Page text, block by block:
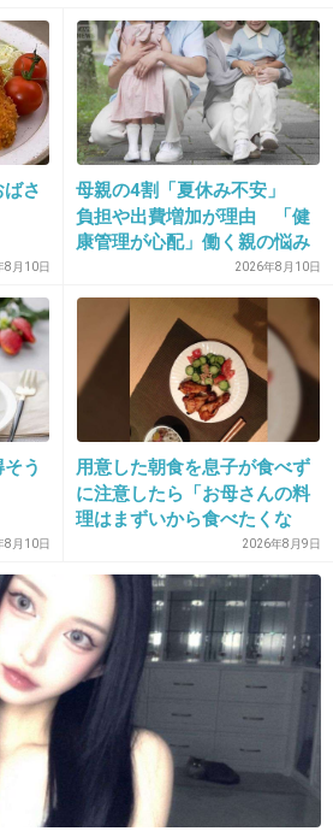
+4 -5
りの連ドラ出演は不安でしょう
+5 -2
か
+4 -1
によってはイケメンだと思
真をみてイケメンと思った
て馬に見える
+13
ばさ
8月10日
母親の4割「夏休み不安」
負担や出費増加が理由 「健
康管理が心配」働く親の悩み
2026年8月10日
う
8月10日
用意した朝食を息子が食べず
に注意したら「お母さんの料
理はまずいから食べたくな
い」と…「まずいなら食べな
くていい。今後は自分で食事
を用意しなさい。お金は渡
す」と言った話が議論に
2026年8月9日